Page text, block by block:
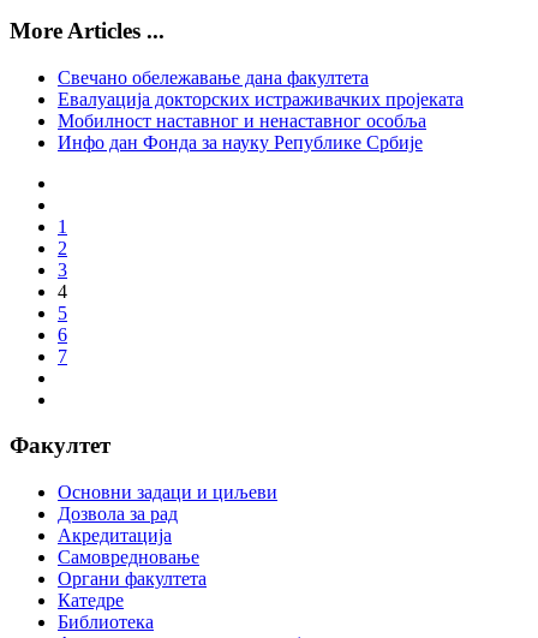
More Articles ...
Свечано обележавање дана факултета
Евалуација докторских истраживачких пројеката
Мобилност наставног и ненаставног особља
Инфо дан Фонда за науку Републике Србије
1
2
3
4
5
6
7
Факултет
Основни задаци и циљеви
Дозвола за рад
Акредитација
Самовредновање
Органи факултета
Катедре
Библиотека